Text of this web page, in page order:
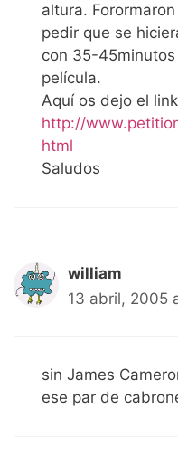
altura.
pedir que se
con 35-
película.
Aquí os dejo el link
http://
html
Saludos
william
13 abril, 2005
sin James
ese par de